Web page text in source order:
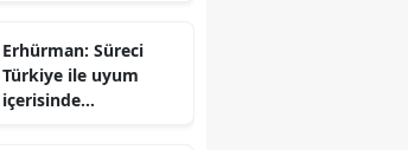
Erhürman: Süreci
Türkiye ile uyum
içerisinde